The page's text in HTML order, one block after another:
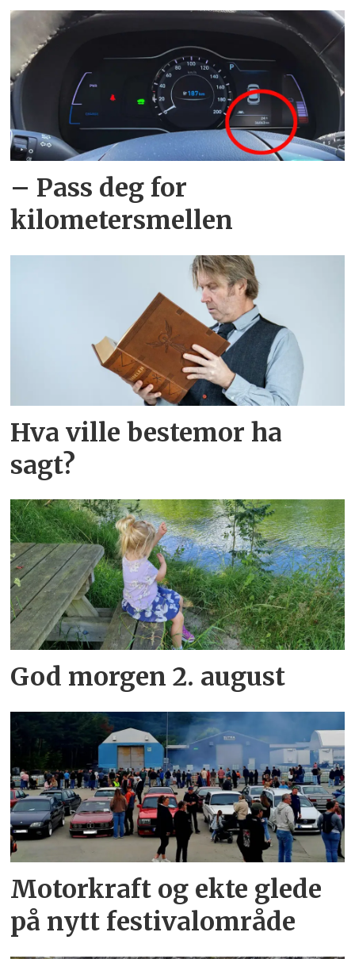
– Pass deg for
kilometersmellen
Hva ville bestemor ha
sagt?
God morgen 2. august
Motorkraft og ekte glede
på nytt festivalområde